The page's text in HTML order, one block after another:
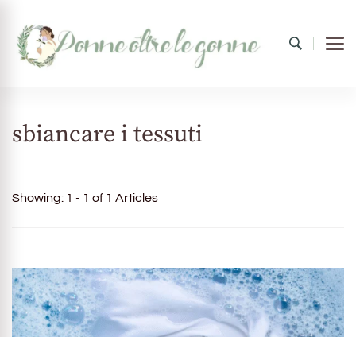
sbiancare i tessuti
Showing: 1 - 1 of 1 Articles